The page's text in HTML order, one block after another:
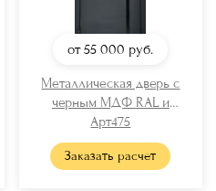
от 55 000 руб.
Металлическая дверь с
черным МДФ RAL и
вертикальной стеклянной
полосой
Арт475
Заказать расчет